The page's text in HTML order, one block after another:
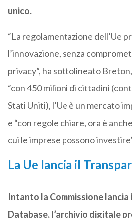
unico.
“La regolamentazione dell’Ue
l’innovazione, senza
privacy”, ha sottolineato
“con 450 milioni di cittadini
Stati Uniti), l’Ue è un mercato
e “con regole chiare, ora è
cui le imprese possono
La Ue lancia il
Intanto la Commissione lancia
Database, l’archivio digitale